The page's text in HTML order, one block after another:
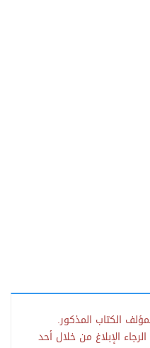
الكتاب المذكور.
الإبلاغ من خلال أحد